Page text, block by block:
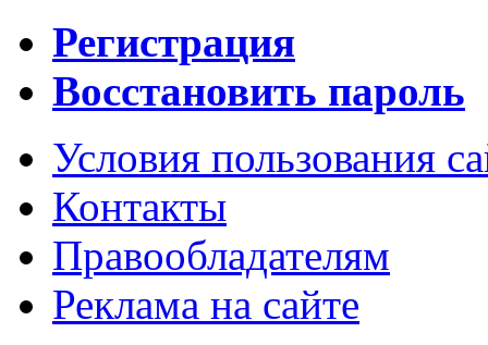
Регистрация
Восстановить пароль
Условия пользования
Контакты
Правообладателям
Реклама на сайте